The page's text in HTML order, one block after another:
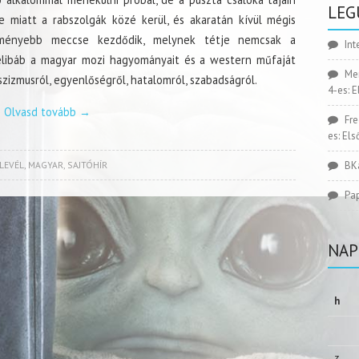
miatt a rabszolgák közé kerül, és akaratán kívül mégis
meccse kezdődik, melynek tétje nemcsak a
a magyar mozi hagyományait és a western műfaját
egyenlőségről, hatalomról, szabadságról.
Olvasd tovább →
, MAGYAR, SAJTÓHÍR
4-es:
es:
h